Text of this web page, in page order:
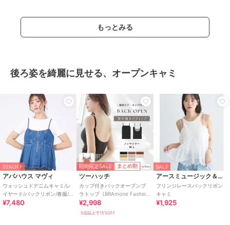
もっとみる
後ろ姿を綺麗に見せる、オープンキャミ
20%OFF
アバハウス マヴィ
ウォッシュドデニムキャミ/レ
イヤード/バックリボン/春服/夏
服
¥7,480
期間限定SALE まとめ割
ツーハッチ
カップ付きバックオープンブ
ラトップ《BRAmone Fashion
Easy》
¥2,998
5点以上で15%OFF
SALE
アースミュージック＆エコロジー
フリンジレースバックリボン
キャミ
¥1,925